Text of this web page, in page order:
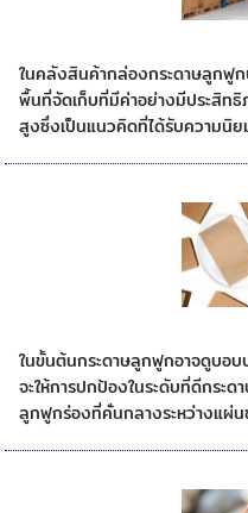
ในคลังสินค้ากล่องกระดาษลูกฟูก
พื้นที่จัดเก็บที่มีค่าอย่างมีประสิท
สูงซึ่งเป็นแนวคิดที่ได้รับความนิย
ในขั้นต้นกระดาษลูกฟูกอาจดูบอบ
จะให้การปกป้องในระดับที่ดีกระ
ลูกฟูกร่องที่คั่นกลางระหว่างแผ่น